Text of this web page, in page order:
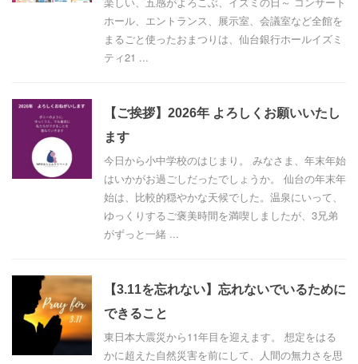
ホール、エントランス、展示室、会議室など全館を
まるごと使ったおまつりは、仙台銀行ホールイズミ
ティ21 ...
【ご挨拶】2026年 よろしくお願いいたし
ます
今日から小中学校のはじまり。 みなさま、年末年始
はいかがお過ごしだったでしょうか。 仙台の年末年
始は、比較的穏やかな天候でした。温泉にいって、
ゆっくりするご褒美時間を満喫しましたが、3兄弟
がずっと一緒 ...
【3.11を忘れない】忘れないでいるために
できること
東日本大震災から11年目を迎えます。 想定をはる
かに超えた自然災害を前にして、人間の無力さを思